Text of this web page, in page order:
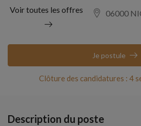
Voir toutes les offres
06000
Clôture des candidatures : 4
Je postule
Description du poste